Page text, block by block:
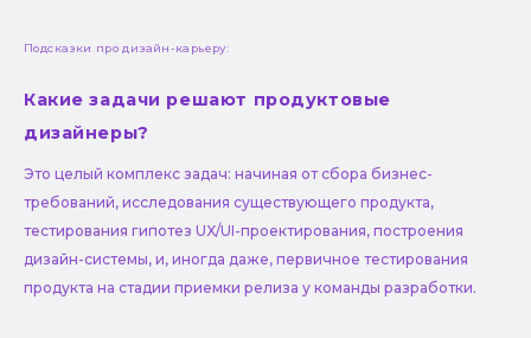
Подсказки про дизайн-карьеру:
Какие задачи решают продуктовые
дизайнеры?
Это целый комплекс задач: начиная от сбора бизнес-
требований, исследования существующего продукта,
тестирования гипотез UX/UI-проектирования, построения
дизайн-системы, и, иногда даже, первичное тестирования
продукта на стадии приемки релиза у команды разработки.